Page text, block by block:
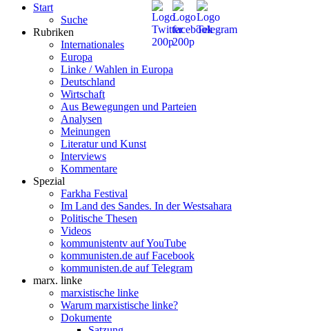
Start
Suche
Rubriken
Internationales
Europa
Linke / Wahlen in Europa
Deutschland
Wirtschaft
Aus Bewegungen und Parteien
Analysen
Meinungen
Literatur und Kunst
Interviews
Kommentare
Spezial
Farkha Festival
Im Land des Sandes. In der Westsahara
Politische Thesen
Videos
kommunistentv auf YouTube
kommunisten.de auf Facebook
kommunisten.de auf Telegram
marx. linke
marxistische linke
Warum marxistische linke?
Dokumente